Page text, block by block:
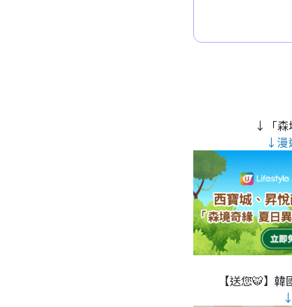
↓「森
↓漫
【送您🐯】